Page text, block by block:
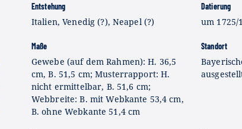
Entstehung
Italien, Venedig (?), Neapel (?)
Datierung
um 1725/
Maße
Gewebe (auf dem Rahmen): H. 36,5
cm, B. 51,5 cm; Musterrapport: H.
nicht ermittelbar, B. 51,6 cm;
Webbreite: B. mit Webkante 53,4 cm,
B. ohne Webkante 51,4 cm
Standort